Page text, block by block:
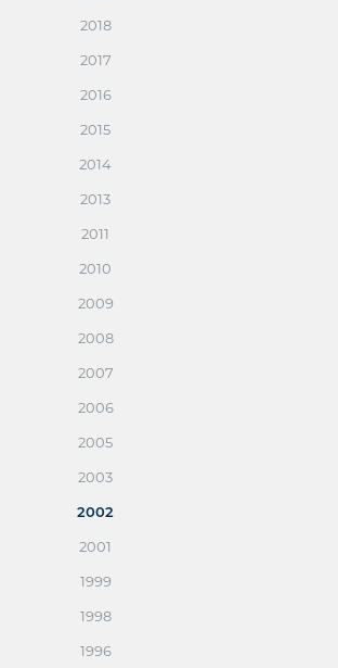
2018
2017
2016
2015
2014
2013
2011
2010
2009
2008
2007
2006
2005
2003
2002
2001
1999
1998
1996